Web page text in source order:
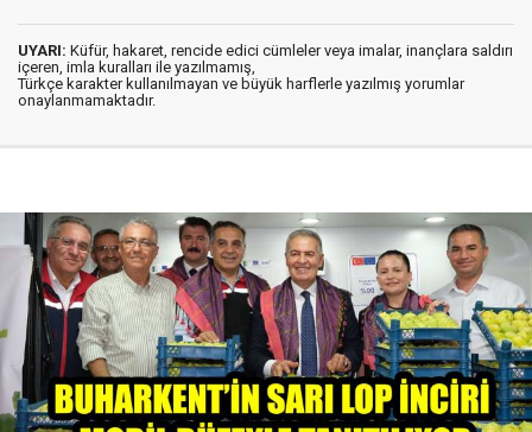
UYARI: Küfür, hakaret, rencide edici cümleler veya imalar, inançlara saldırı
içeren, imla kuralları ile yazılmamış,
Türkçe karakter kullanılmayan ve büyük harflerle yazılmış yorumlar
onaylanmamaktadır.